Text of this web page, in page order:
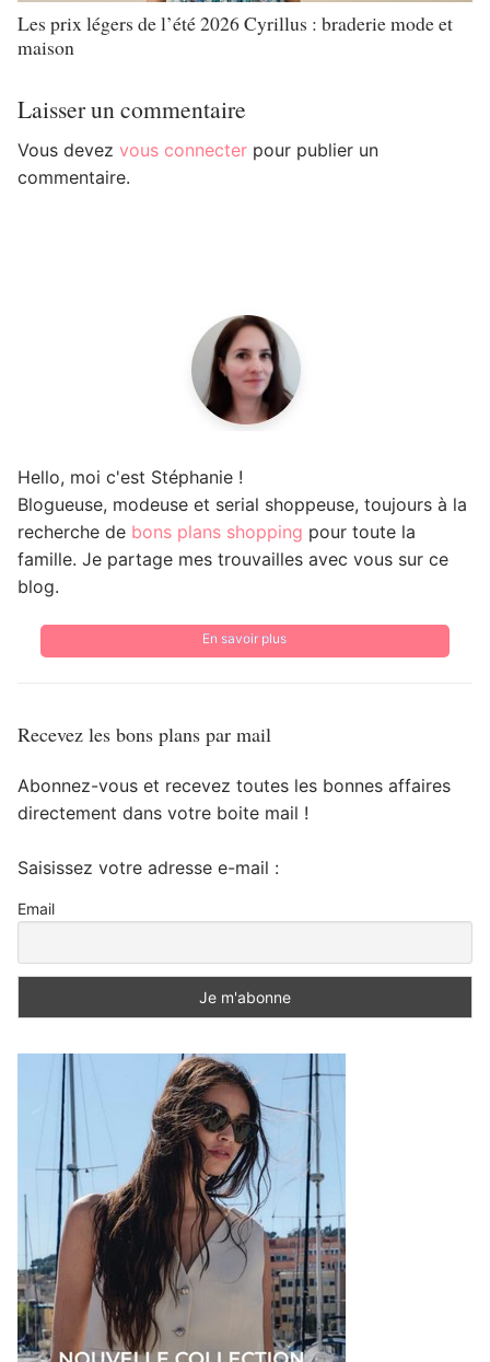
Les prix légers de l’été 2026 Cyrillus : braderie mode et
maison
Laisser un commentaire
Vous devez vous connecter pour publier un
commentaire.
Hello, moi c'est Stéphanie !
Blogueuse, modeuse et serial shoppeuse, toujours à la
recherche de bons plans shopping pour toute la
famille. Je partage mes trouvailles avec vous sur ce
blog.
En savoir plus
Recevez les bons plans par mail
Abonnez-vous et recevez toutes les bonnes affaires
directement dans votre boite mail !
Saisissez votre adresse e-mail :
Email